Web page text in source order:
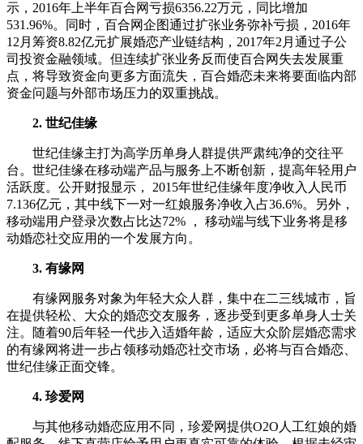
示，2016年上半年百合网亏损6356.22万元，同比增加
531.96%。同时，百合网企图通过扩张业务弥补亏损，2016年
12月筹资8.82亿元扩展婚恋产业链结构，2017年2月通过子公
司投资金融领域。但连续扩张业务反而使百合网失去发展重
点，将导致资金向更多方面流失，百合婚恋未来将要面临内部
资金问题与外部市场压力的双重挑战。
2. 世纪佳缘
世纪佳缘主打为高学历单身人群提供严肃纯净的交往平
台。世纪佳缘在移动端产品与服务上不断创新，提高年轻用户
活跃度。公开财报显示， 2015年世纪佳缘年度净收入人民币
7.136亿元，其中线下一对一红娘服务净收入占36.6%。另外，
移动端用户登录次数占比达72% ， 移动端与线下业务将是移
动婚恋社交应用的一个发展方向。
3. 有缘网
有缘网服务对象为年轻大众人群，集中在二三线城市，旨
在提供轻松、大众的婚恋交友服务，逐步受到更多单身人士关
注。随着90后年轻一代步入适婚年龄，适应大众阶层婚恋需求
的有缘网将进一步占领移动婚恋社交市场，必将与百合婚恋、
世纪佳缘正面交锋。
4. 珍爱网
与其他移动婚恋应用不同，珍爱网提供O2O人工红娘的婚